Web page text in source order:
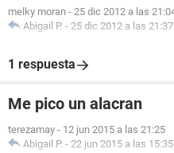
melky moran - 25 dic 2012 a las
Abigail P. - 25 dic 2012 a las 21:37
1 respuesta
Me pico un alacran
terezamay - 12 jun 2015 a las 21:25
Abigail P. - 22 jun 2015 a las 15:35